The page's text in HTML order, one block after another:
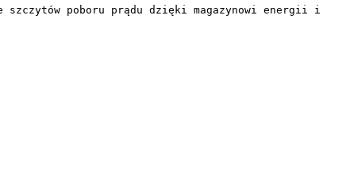
poboru prądu dzięki magazynowi energii i